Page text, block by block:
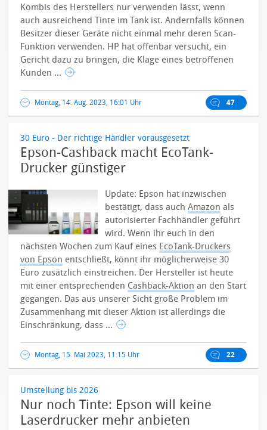
Kombis des Herstellers nur verwenden lässt, wenn
auch ausreichend Tinte im Tank ist. Andernfalls können
Besitzer dieser Geräte nicht einmal mehr deren Scan-
Funktion verwenden. HP hat offenbar versucht, ein
Gericht dazu zu bringen, die Klage eines betroffenen
Kunden ...
Montag, 14. Aug. 2023, 16:01 Uhr 47
30 Euro - Der richtige Händler vorausgesetzt
Epson-Cashback macht EcoTank-
Drucker günstiger
Update: Epson hat inzwischen
bestätigt, dass auchAmazon als
autorisierter Fachhändler geführt
wird. Wenn ihr euch in den
nächsten Wochen zum Kauf eines EcoTank-Druckers
von Epson entschließt, könnt ihr möglicherweise 30
Euro zusätzlich einstreichen. Der Hersteller ist heute
mit einer entsprechenden Cashback-Aktion an den Start
gegangen. Das aus unserer Sicht große Problem im
Zusammenhang mit dieser Aktion ist allerdings die
Einschränkung, dass ...
Montag, 15. Mai 2023, 11:15 Uhr 22
Umstellung bis 2026
Nur noch Tinte: Epson will keine
Laserdrucker mehr anbieten